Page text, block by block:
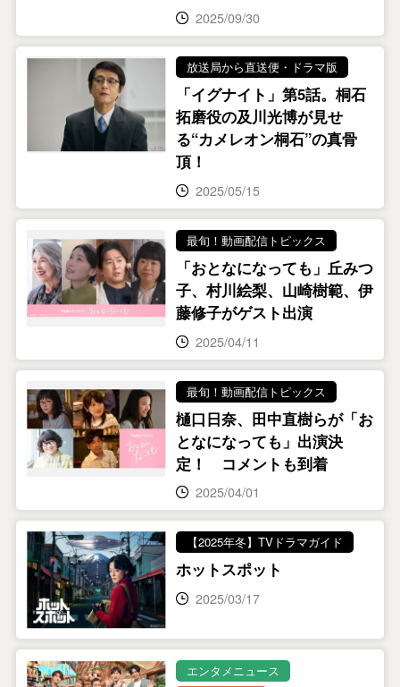
2025/09/30
放送局から直送便・ドラマ版
「イグナイト」第5話。桐石
拓磨役の及川光博が見せ
る“カメレオン桐石”の真骨
頂！
2025/05/15
最旬！動画配信トピックス
「おとなになっても」丘みつ
子、村川絵梨、山崎樹範、伊
藤修子がゲスト出演
2025/04/11
最旬！動画配信トピックス
樋口日奈、田中直樹らが「お
となになっても」出演決
定！ コメントも到着
2025/04/01
【2025年冬】TVドラマガイド
ホットスポット
2025/03/17
エンタメニュース